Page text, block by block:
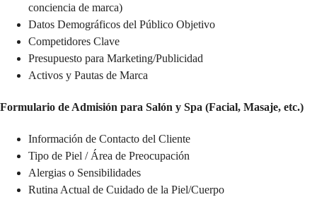
conciencia de marca)
Datos Demográficos del Público Objetivo
Competidores Clave
Presupuesto para Marketing/Publicidad
Activos y Pautas de Marca
Formulario de Admisión para Salón y Spa (Facial, Masaje, etc.)
Información de Contacto del Cliente
Tipo de Piel / Área de Preocupación
Alergias o Sensibilidades
Rutina Actual de Cuidado de la Piel/Cuerpo